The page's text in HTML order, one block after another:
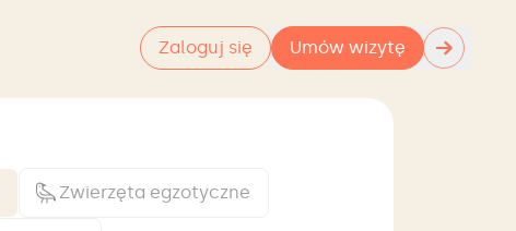
Zaloguj się Umów wizytę →
Zwierzęta egzotyczne